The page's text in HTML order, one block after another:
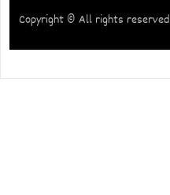
Copyright © All rights reserved